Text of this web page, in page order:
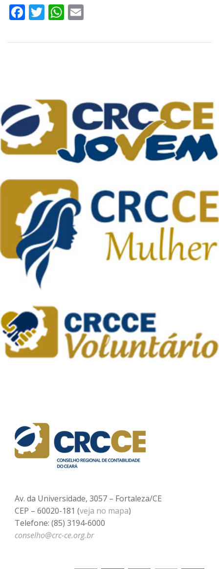
Facebook
TwitterWhatsApp
Av. da Universidade, 3057 – Fortaleza/CE
CEP – 60020-181 (veja no mapa)
Telefone: (85) 3194-6000
conselho@crc-ce.org.br